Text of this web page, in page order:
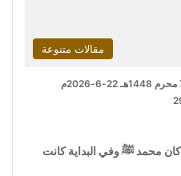
مقالات متنوعة
كان محمد ﷺ وفي البداية كانت